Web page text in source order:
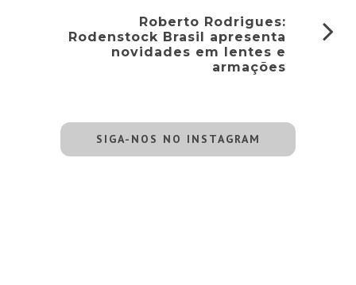
Roberto Rodrigues:
Rodenstock Brasil apresenta
novidades em lentes e
armações
SIGA-NOS NO INSTAGRAM